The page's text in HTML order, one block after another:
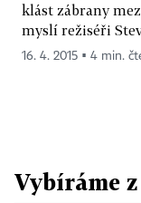
klást zábrany
myslí režiséři
16. 4. 2015 ▪ 4 min.
Vybíráme